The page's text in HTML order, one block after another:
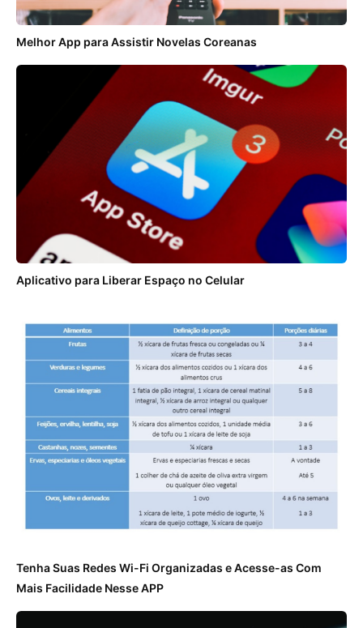
Melhor App para Assistir Novelas Coreanas
Aplicativo para Liberar Espaço no Celular
Tenha Suas Redes Wi-Fi Organizadas e Acesse-as Com
Mais Facilidade Nesse APP